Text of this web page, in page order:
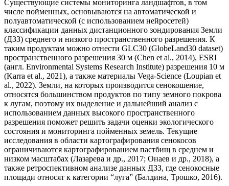
Существующие системы мониторинга ландшафтов, в том
числе пойменных, основываются на автоматической и
полуавтоматической (с использованием нейросетей)
классификации данных дистанционного зондирования Земли
(ДЗЗ) среднего и низкого пространственного разрешения. К
таким продуктам можно отнести GLC30 (GlobeLand30 dataset)
пространственного разрешения 30 м (Chen et al., 2014), ESRI
(англ. Environmental Systems Research Institute) разрешения 10 м
(Karra et al., 2021), а также материалы Vega-Science (Loupian et
al., 2022). Земли, на которых производится сенокошение,
относятся большинством продуктов по типу земного покрова
к лугам, поэтому их выделение и дальнейший анализ с
использованием данных высокого пространственного
разрешения поможет решить задачи оценки экологического
состояния и мониторинга пойменных земель. Текущие
исследования в области картографирования сенокосов
ограничиваются картографированием пастбищ в среднем и
низком масштабах (Лазарева и др., 2017; Онаев и др., 2018), а
также ретроспективном анализе данных ДЗЗ, где сенокосные
площади относят к категории “луга” (Балдина, Трошко, 2016).